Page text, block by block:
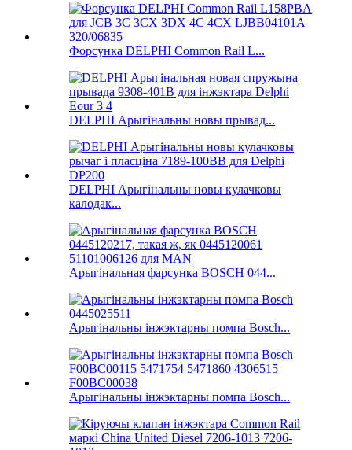
Форсунка DELPHI Common Rail L...
DELPHI Арыгінальны новы прывад...
DELPHI Арыгінальны новы кулачковы
калодак...
Арыгінальная фарсунка BOSCH 044...
Арыгінальны інжэктарны помпа Bosch...
Арыгінальны інжэктарны помпа Bosch...